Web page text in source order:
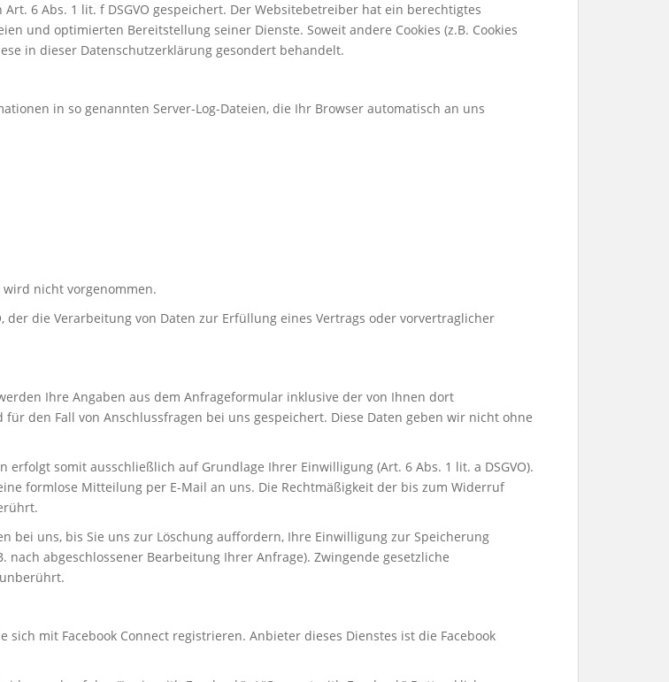
6 Abs. 1 lit. f DSGVO gespeichert. Der Websitebetreiber hat ein berechtigtes
und optimierten Bereitstellung seiner Dienste. Soweit andere Cookies (z.B. Cookies
in dieser Datenschutzerklärung gesondert behandelt.
in so genannten Server-Log-Dateien, die Ihr Browser automatisch an uns
nicht vorgenommen.
der die Verarbeitung von Daten zur Erfüllung eines Vertrags oder vorvertraglicher
Ihre Angaben aus dem Anfrageformular inklusive der von Ihnen dort
den Fall von Anschlussfragen bei uns gespeichert. Diese Daten geben wir nicht ohne
somit ausschließlich auf Grundlage Ihrer Einwilligung (Art. 6 Abs. 1 lit. a DSGVO).
formlose Mitteilung per E-Mail an uns. Die Rechtmäßigkeit der bis zum Widerruf
bei uns, bis Sie uns zur Löschung auffordern, Ihre Einwilligung zur Speicherung
abgeschlossener Bearbeitung Ihrer Anfrage). Zwingende gesetzliche
mit Facebook Connect registrieren. Anbieter dieses Dienstes ist die Facebook